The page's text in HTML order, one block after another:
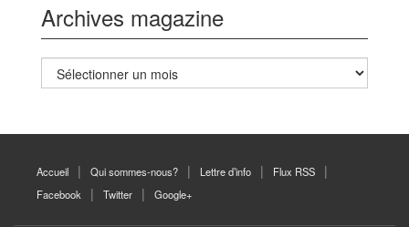
Archives magazine
Archives
magazine
Accueil Qui sommes-nous? Lettre d’info
Flux RSS
Facebook
Twitter Google+